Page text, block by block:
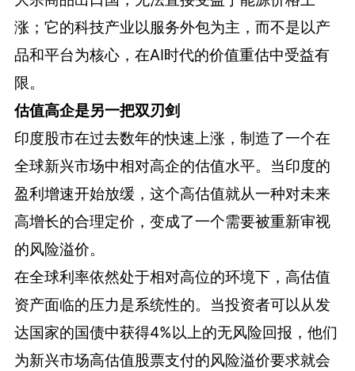
涨；它的科技产业以服务外包为主，而不是以产
品和平台为核心，在AI时代的价值重估中受益有
限。
估值高企是另一把双刃剑
印度股市在过去数年的快速上涨，制造了一个在
全球新兴市场中相对高企的估值水平。当印度的
盈利增速开始放缓，这个高估值就从一种对未来
高增长的合理定价，变成了一个需要被重新审视
的风险溢价。
在全球利率依然处于相对高位的环境下，高估值
资产面临的压力是系统性的。当投资者可以从发
达国家的国债中获得4%以上的无风险回报，他们
为新兴市场高估值股票支付的风险溢价要求就会